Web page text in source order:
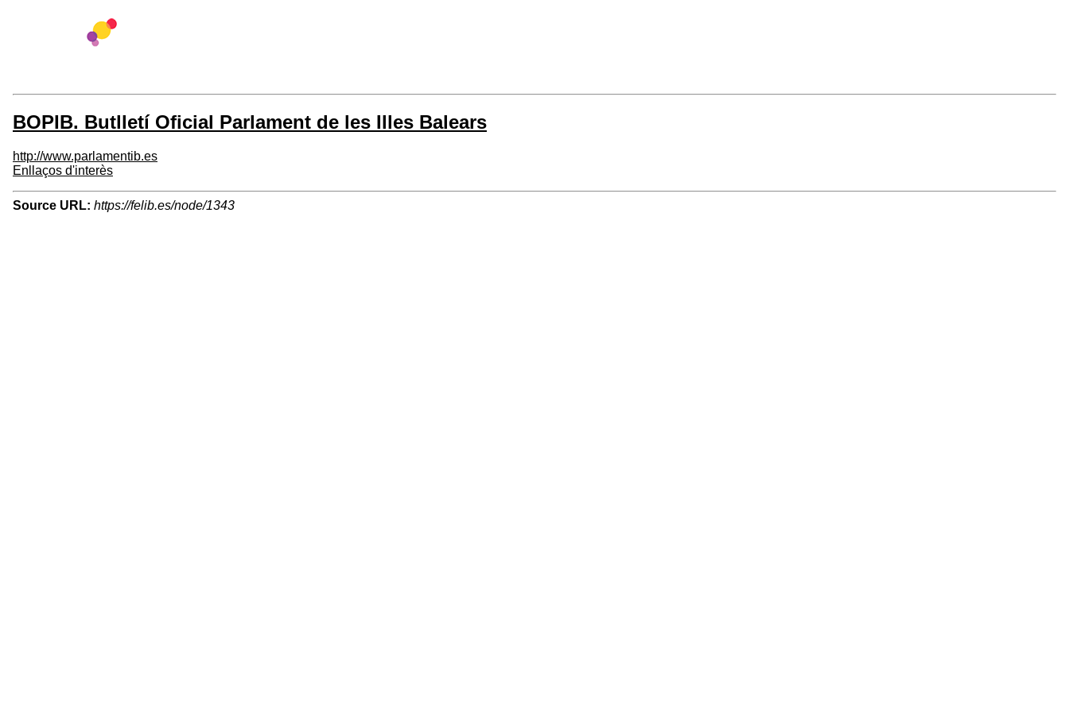
BOPIB. Butlletí Oficial Parlament de les Illes Balears
http://www.parlamentib.es
Enllaços d'interès
Source URL: https://felib.es/node/1343